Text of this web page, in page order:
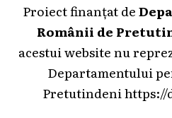
Proiect finanțat de
Românii de
acestui website nu
Departamentului
Pretutindeni https://